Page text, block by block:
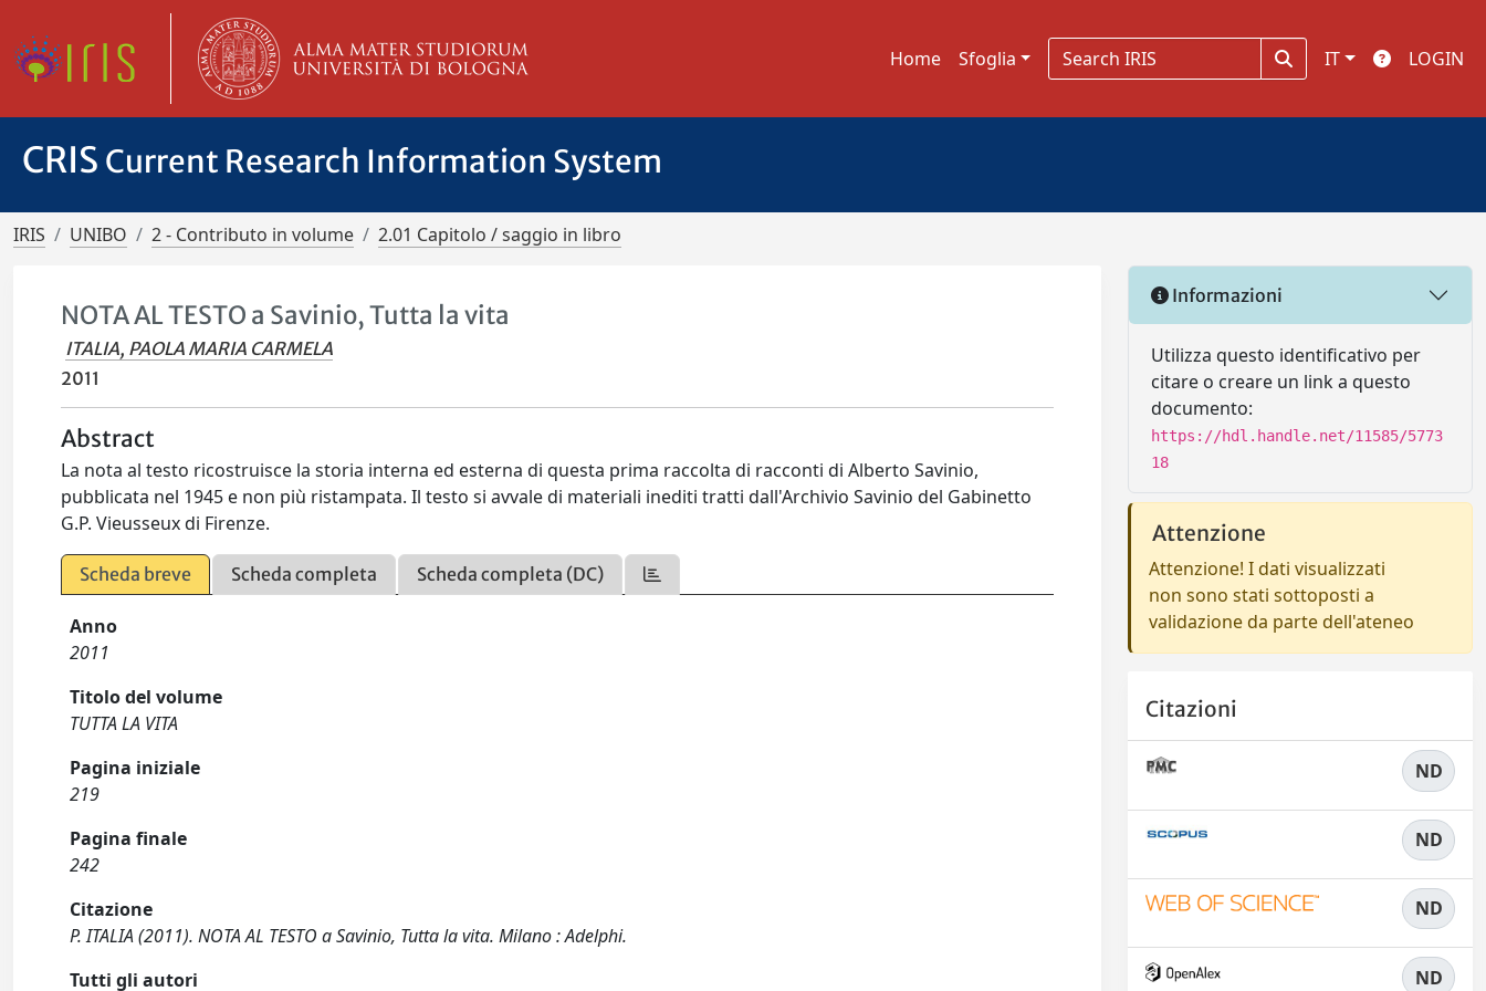
Home Sfoglia IT LOGIN
CRIS Current Research Information System
IRIS UNIBO 2 - Contributo in volume 2.01 Capitolo / saggio in libro
NOTA AL TESTO a Savinio, Tutta la vita
ITALIA, PAOLA MARIA CARMELA
2011
Abstract
La nota al testo ricostruisce la storia interna ed esterna di questa prima raccolta di racconti di Alberto Savinio,
pubblicata nel 1945 e non più ristampata. Il testo si avvale di materiali inediti tratti dall'Archivio Savinio del Gabinetto
G.P. Vieusseux di Firenze.
Scheda breve Scheda completa Scheda completa (DC)
Anno
2011
Titolo del volume
TUTTA LA VITA
Pagina iniziale
219
Pagina finale
242
Citazione
P. ITALIA (2011). NOTA AL TESTO a Savinio, Tutta la vita. Milano : Adelphi.
Tutti gli autori
Informazioni
Utilizza questo identificativo per
citare o creare un link a questo
documento:
https://hdl.handle.net/11585/5773
18
Attenzione
Attenzione! I dati visualizzati
non sono stati sottoposti a
validazione da parte dell'ateneo
Citazioni
ND
ND
ND
ND